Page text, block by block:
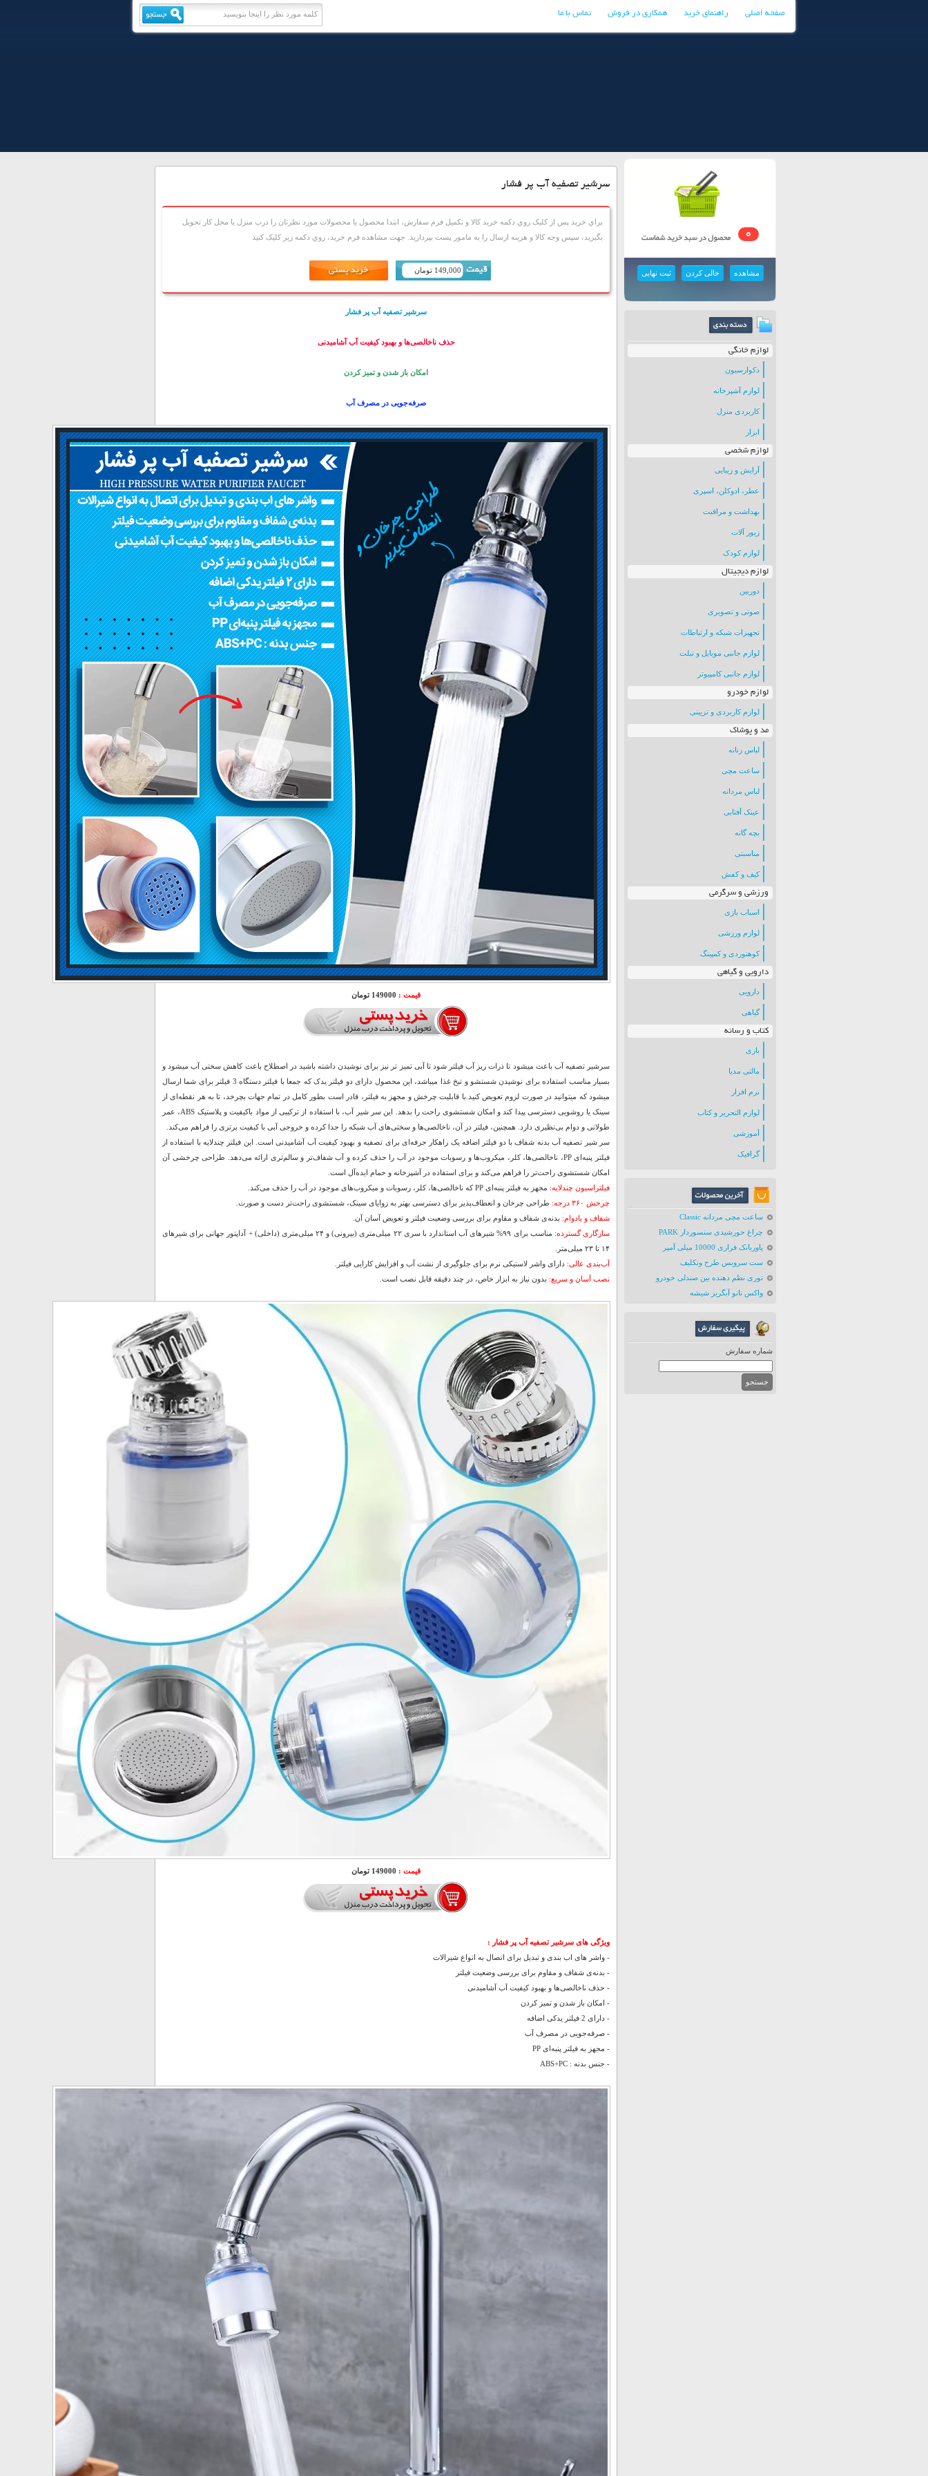
صفحه اصلی راهنمای خرید همکاری در فروش تماس با ما
0
مشاهده خالی کردن ثبت نهایی
لوازم خانگی
دکوارسیون
لوازم آشپزخانه
کاربردی منزل
ابزار
لوازم شخصی
آرایش و زیبایی
عطر، ادوکلن، اسپری
بهداشت و مراقبت
زیور آلات
لوازم کودک
لوازم دیجیتال
دوربین
صوتی و تصویری
تجهیزات شبکه و ارتباطات
لوازم جانبی موبایل و تبلت
لوازم جانبی کامپیوتر
لوازم خودرو
لوازم کاربردی و تزیینی
مد و پوشاک
لباس زنانه
ساعت مچی
لباس مردانه
عینک آفتابی
بچه گانه
مناسبتی
کیف و کفش
ورزشی و سرگرمی
اسباب بازی
لوازم ورزشی
کوهنوردی و کمپینگ
دارویی و گیاهی
دارویی
گیاهی
کتاب و رسانه
بازی
مالتی مدیا
نرم افزار
لوازم التحریر و کتاب
آموزشی
گرافیک
ساعت مچی مردانه Classic
چراغ خورشیدی سنسوردار PARK
پاوربانک فراری 10000 میلی آمپر
ست سرویس طرح ونکلیف
توری نظم دهنده بین صندلی خودرو
واکس نانو آبگریز شیشه
شماره سفارش
سرشیر تصفیه آب پر فشار
براي خريد پس از کليک روي دکمه خريد کالا و تکميل فرم سفارش، ابتدا محصول يا محصولات مورد نظرتان را درب منزل يا محل کار تحويل
بگيريد، سپس وجه کالا و هزينه ارسال را به مامور پست بپردازيد. جهت مشاهده فرم خريد، روي دکمه زير کليک کنيد
149,000 تومان
سرشیر تصفیه آب پر فشار
حذف ناخالصی‌ها و بهبود کیفیت آب آشامیدنی
امکان باز شدن و تمیز کردن
صرفه‌جویی در مصرف آب
قیمت : 149000 تومان
سرشیر تصفیه آب باعث میشود تا ذرات ریز آب فیلتر شود تا آبی تمیز تر نیز برای نوشیدن داشته باشید در اصطلاح باعث کاهش سختی آب میشود و
بسیار مناسب استفاده برای نوشیدن شستشو و تبخ غذا میباشد، این محصول دارای دو فیلتر یدک که جمعا با فیلتر دستگاه 3 فیلتر برای شما ارسال
میشود که میتوانید در صورت لزوم تعویض کنید.با قابلیت چرخش و مجهز به فیلتر، قادر است بطور کامل در تمام جهات بچرخد، تا به هر نقطه‌ای از
سینک یا روشویی دسترسی پیدا کند و امکان شستشوی راحت را بدهد. این سر شیر آب، با استفاده از ترکیبی از مواد باکیفیت و پلاستیک ABS، عمر
طولانی و دوام بی‌نظیری دارد. همچنین، فیلتر در آن، ناخالصی‌ها و سختی‌های آب شبکه را جدا کرده و خروجی آبی با کیفیت برتری را فراهم می‌کند.
سر شیر تصفیه آب بدنه شفاف با دو فیلتر اضافه یک راهکار حرفه‌ای برای تصفیه و بهبود کیفیت آب آشامیدنی است. این فیلتر چندلایه با استفاده از
فیلتر پنبه‌ای PP، ناخالصی‌ها، کلر، میکروب‌ها و رسوبات موجود در آب را حذف کرده و آب شفاف‌تر و سالم‌تری ارائه می‌دهد. طراحی چرخشی آن
امکان شستشوی راحت‌تر را فراهم می‌کند و برای استفاده در آشپزخانه و حمام ایده‌آل است.
فیلتراسیون چندلایه: مجهز به فیلتر پنبه‌ای PP که ناخالصی‌ها، کلر، رسوبات و میکروب‌های موجود در آب را حذف می‌کند.
چرخش ۳۶۰ درجه:
طراحی چرخان و انعطاف‌پذیر برای دسترسی بهتر به زوایای سینک، شستشوی راحت‌تر دست و صورت.
شفاف و بادوام: بدنه‌ی شفاف و مقاوم برای بررسی وضعیت فیلتر و تعویض آسان آن.
سازگاری گسترده:
مناسب برای ۹۹% شیرهای آب استاندارد با سری ۲۲ میلی‌متری (بیرونی) و ۲۴ میلی‌متری (داخلی) + آداپتور جهانی برای شیرهای
۱۴ تا ۲۳ میلی‌متر.
آب‌بندی عالی: دارای واشر لاستیکی نرم برای جلوگیری از نشت آب و افزایش کارایی فیلتر.
نصب آسان و سریع: بدون نیاز به ابزار خاص، در چند دقیقه قابل نصب است.
قیمت : 149000 تومان
ویژگی های سرشیر تصفیه آب پر فشار :
- واشر های اب بندی و تبدیل برای اتصال به انواع شیرالات
- بدنه‌ی شفاف و مقاوم برای بررسی وضعیت فیلتر
- حذف ناخالصی‌ها و بهبود کیفیت آب آشامیدنی
- امکان باز شدن و تمیز کردن
- دارای 2 فیلتر یدکی اضافه
- صرفه‌جویی در مصرف آب
- مجهز به فیلتر پنبه‌ای PP
- جنس بدنه : ABS+PC